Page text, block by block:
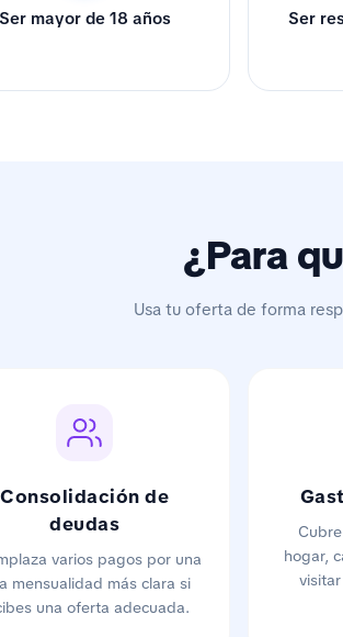
Ser mayor de 18 años Ser
¿Para
Usa tu oferta de forma
Consolidación de
deudas
varios pagos por una
mensualidad más clara si
una oferta adecuada.
hogar,